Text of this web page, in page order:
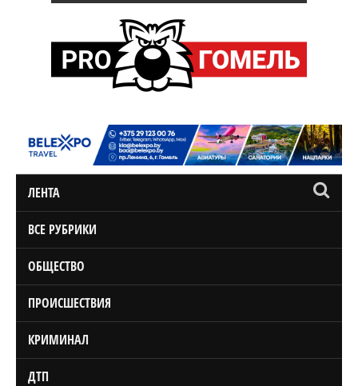
ЛЕНТА
ВСЕ РУБРИКИ
ОБЩЕСТВО
ПРОИСШЕСТВИЯ
КРИМИНАЛ
ДТП